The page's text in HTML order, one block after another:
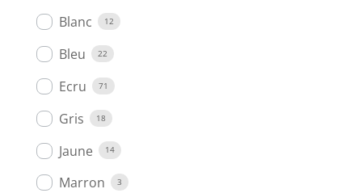
Blanc 12
Bleu 22
Ecru 71
Gris 18
Jaune 14
Marron 3